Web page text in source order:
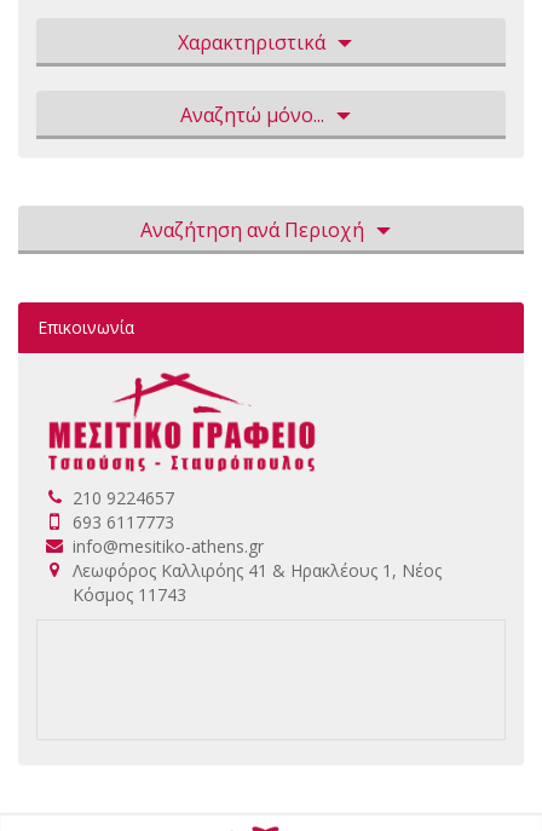
Χαρακτηριστικά
Αναζητώ μόνο...
Αναζήτηση ανά Περιοχή
Επικοινωνία
210 9224657
693 6117773
info@mesitiko-athens.gr
Λεωφόρος Καλλιρόης 41 & Ηρακλέους 1, Νέος
Κόσμος 11743